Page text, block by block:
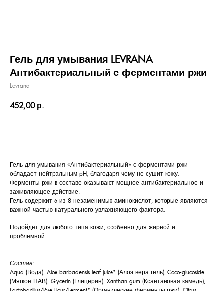
Гель для умывания LEVRANA
Антибактериальный с ферментами ржи
Levrana
452,00 р.
Гель для умывания «Антибактериальный» с ферментами ржи
обладает нейтральным pH, благодаря чему не сушит кожу.
Ферменты ржи в составе оказывают мощное антибактериальное и
заживляющее действие.
Гель содержит 6 из 8 незаменимых аминокислот, которые являются
важной частью натурального увлажняющего фактора.
Подойдет для любого типа кожи, особенно для жирной и
проблемной.
Состав:
Aqua (Вода), Aloe barbadensis leaf juice* (Алоэ вера гель), Coco-glucoside
(Мягкое ПАВ), Glycerin (Глицерин), Xanthan gum (Ксантановая камедь),